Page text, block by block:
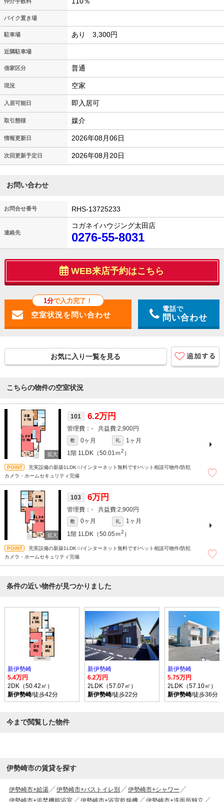
バイク置き場
駐車場 あり 3,300円
近隣駐車場
借家区分 普通
現況 空家
入居可能日 即入居可
取引態様 媒介
情報更新日 2026年08月06日
次回更新予定日 2026年08月20日
お問い合わせ
お問合せ番号 RHS-13725233
連絡先
コガネイハウジング太田店
0276-55-8031
WEB来店予約はこちら
1分で入力完了！
電話で
問い合わせ
お気に入り一覧を見る
こちらの物件の空室状況
101 6.2万円
- 2,900円
敷 0ヶ月 礼
1ヶ月
1階 1LDK（50.01ｍ2 ）
充実設備の新築1LDK☆/インターネット無料です/ペット相談可物件/防犯
カメラ・ホームセキュリティ完備
103 6万円
- 2,900円
敷 0ヶ月 礼
1ヶ月
1階 1LDK（50.05ｍ2 ）
充実設備の新築1LDK☆/インターネット無料です/ペット相談可物件/防犯
カメラ・ホームセキュリティ完備
条件の近い物件が見つかりました
新伊勢崎
5.4万円
2DK（50.42㎡）
新伊勢崎/徒歩42分
新伊勢崎
6.2万円
2LDK（57.07㎡）
新伊勢崎/徒歩22分
新伊勢崎
5.75万円
2LDK（57.10㎡）
新伊勢崎/徒歩36分
今まで閲覧した物件
伊勢崎市の賃貸を探す
伊勢崎市+給湯 伊勢崎市+バストイレ別
伊勢崎市+シャワー
伊勢崎市+追焚機能浴室
伊勢崎市+浴室乾燥機
伊勢崎市+洗面所独立